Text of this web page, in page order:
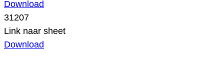
Download
31207
Link naar sheet
Download